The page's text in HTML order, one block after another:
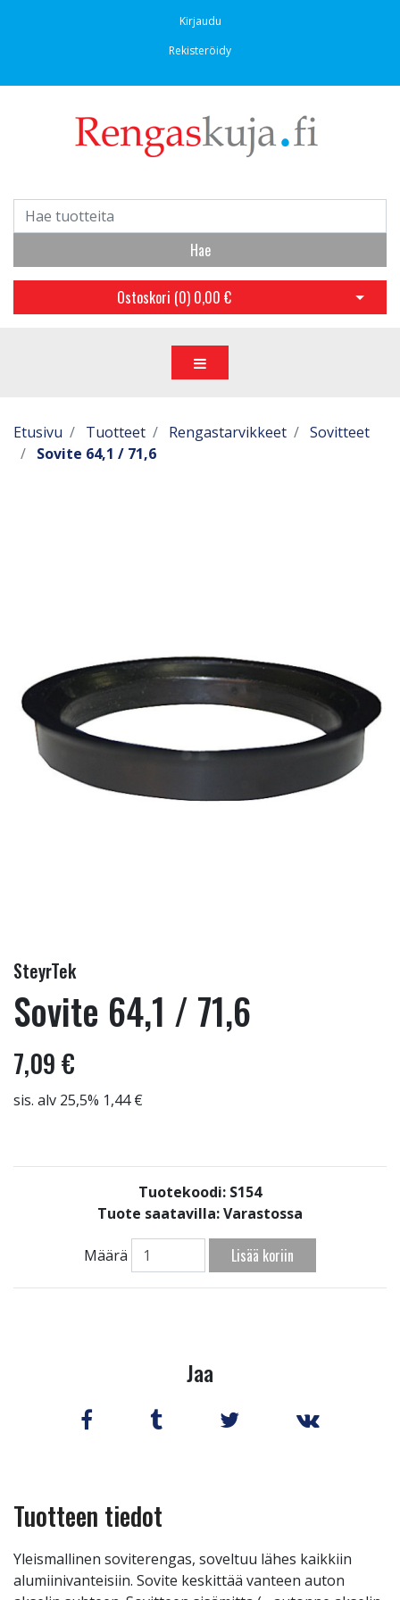
Kirjaudu
Rekisteröidy
Hae
Ostoskori (0) 0,00 € Avaa
Etusivu Tuotteet Rengastarvikkeet
Sovitteet
Sovite 64,1 / 71,6
SteyrTek
Sovite 64,1 / 71,6
7,09 €
sis. alv 25,5% 1,44 €
Tuotekoodi: S154
Tuote saatavilla:Varastossa
Määrä Lisää koriin
Jaa
Tuotteen tiedot
Yleismallinen soviterengas, soveltuu lähes kaikkiin
alumiinivanteisiin. Sovite keskittää vanteen auton